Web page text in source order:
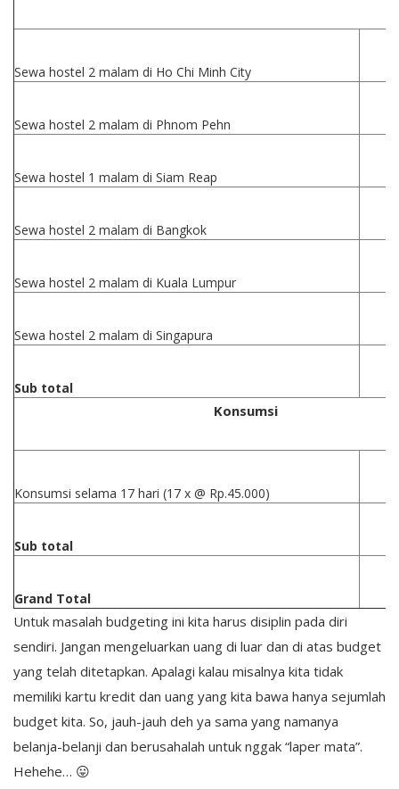
Sewa hostel 2 malam di Ho Chi Minh City
Sewa hostel 2 malam di Phnom Pehn
Sewa hostel 1 malam di Siam Reap
Sewa hostel 2 malam di Bangkok
Sewa hostel 2 malam di Kuala Lumpur
Sewa hostel 2 malam di Singapura
Sub total
Konsumsi
Konsumsi selama 17 hari (17 x @ Rp.45.000)
Sub total
Grand Total
Untuk masalah budgeting ini kita harus disiplin pada diri
sendiri. Jangan mengeluarkan uang di luar dan di atas budget
yang telah ditetapkan. Apalagi kalau misalnya kita tidak
memiliki kartu kredit dan uang yang kita bawa hanya sejumlah
budget kita. So, jauh-jauh deh ya sama yang namanya
belanja-belanji dan berusahalah untuk nggak “laper mata”.
Hehehe… 😛